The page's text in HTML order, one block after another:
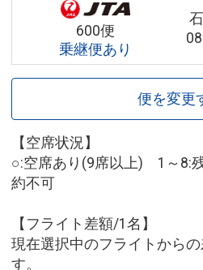
600便
乗継便あり
便を変更
【空席状況】
○:空席あり(9席以上) 1～8:
約不可
【フライト差額/1名】
現在選択中のフライトから
す。